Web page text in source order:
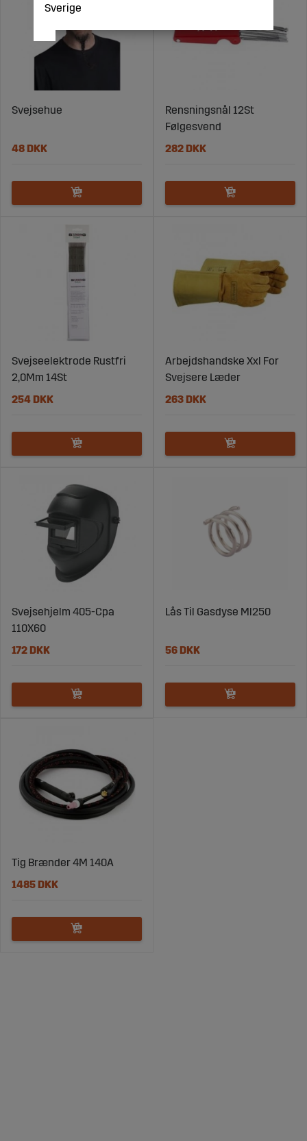
Svejsehue
48 DKK
Rensningsnål 12St
Følgesvend
282 DKK
Svejseelektrode Rustfri
2,0Mm 14St
254 DKK
Arbejdshandske Xxl For
Svejsere Læder
263 DKK
Svejsehjelm 405-Cpa
110X60
172 DKK
Lås Til Gasdyse Ml250
56 DKK
Tig Brænder 4M 140A
1485 DKK
Sverige